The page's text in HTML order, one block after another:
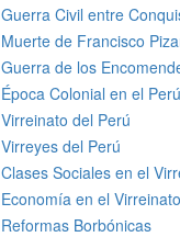
Guerra Civil entre
Muerte de Francisco
Guerra de los
Época Colonial en el Perú
Virreinato del Perú
Virreyes del Perú
Clases Sociales en el
Economía en el Virreinato
Reformas Borbónicas